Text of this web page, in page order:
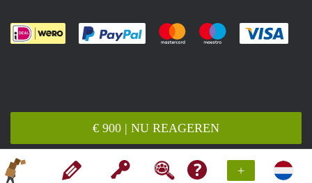
+
€ 900 | NU REAGEREN
Je rekent gemakkelijk af met Paypal
Je rekent gemakkelijk af met
Je rekent